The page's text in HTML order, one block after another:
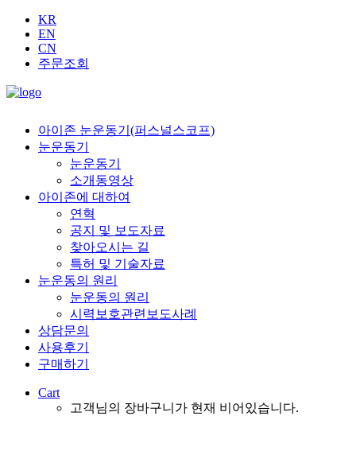
KR
EN
CN
주문조회
아이존 눈운동기(퍼스널스코프)
눈운동기
눈운동기
소개동영상
아이존에 대하여
연혁
공지 및 보도자료
찾아오시는 길
특허 및 기술자료
눈운동의 원리
눈운동의 원리
시력보호관련보도사례
상담문의
사용후기
구매하기
Cart
고객님의 장바구니가 현재 비어있습니다.